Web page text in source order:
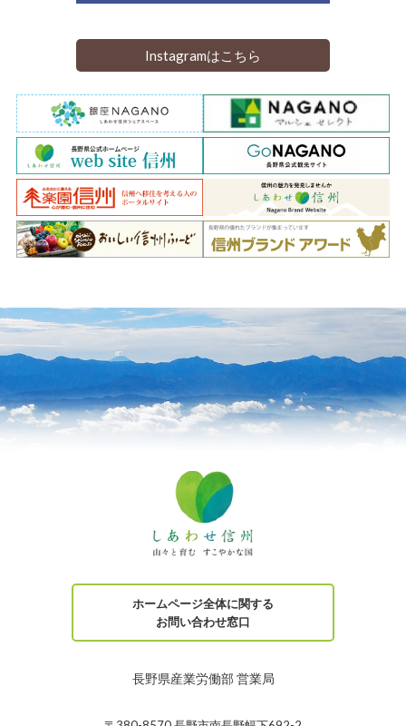
Instagramはこちら
ホームページ全体に関する
お問い合わせ窓口
長野県産業労働部 営業局